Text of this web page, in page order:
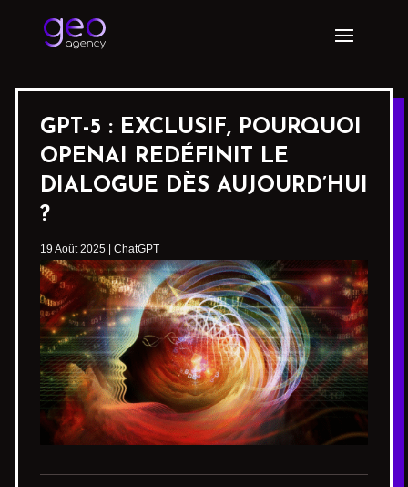
GPT-5 : EXCLUSIF, POURQUOI
OPENAI REDÉFINIT LE
DIALOGUE DÈS AUJOURD’HUI
?
19 Août 2025 ChatGPT